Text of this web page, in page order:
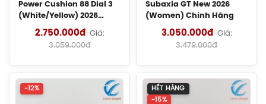
(1072119.500) Chính Hãng
Giày Cầu Lông Yonex Eclipsion Z
(Women) Chính Hãng
Power Cushion 88 Dial 3
(White/Yellow) 2026
Chính Hãng
2.750.000đ-Giá:
3.059.000đ
Subaxia GT New 2026
(Women) Chính Hãng
3.050.000đ-Giá:
3.479.000đ
-12%
HẾT HÀNG
-15%